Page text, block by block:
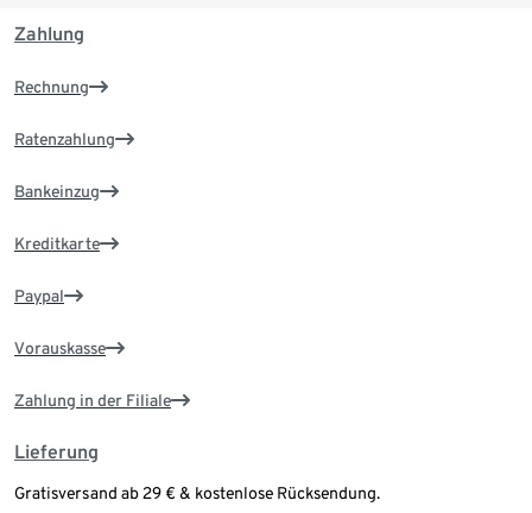
Zahlung
Rechnung
Ratenzahlung
Bankeinzug
Kreditkarte
Paypal
Vorauskasse
Zahlung in der Filiale
Lieferung
Gratisversand ab 29 € & kostenlose Rücksendung.